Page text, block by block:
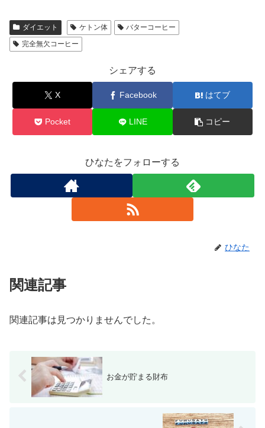
ダイエット ケトン体
バターコーヒー
完全無欠コーヒー
シェアする
X Facebook はてブ
Pocket LINE コピー
ひなたをフォローする
ひなた
関連記事
関連記事は見つかりませんでした。
お金が貯まる財布